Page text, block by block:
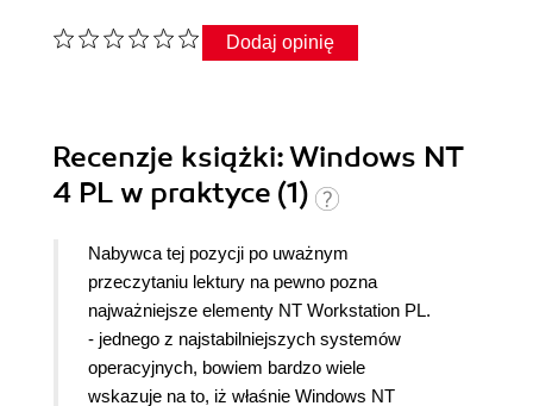
Dodaj opinię
Recenzje książki: Windows NT
4 PL w praktyce (1)
Nabywca tej pozycji po uważnym
przeczytaniu lektury na pewno pozna
najważniejsze elementy NT Workstation PL.
- jednego z najstabilniejszych systemów
operacyjnych, bowiem bardzo wiele
wskazuje na to, iż właśnie Windows NT